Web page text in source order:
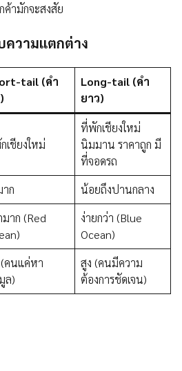
ามักจะสงสัย
ความแตกต่าง
tail (คำ
Long-tail (คำ
ยาว)
เชียงใหม่
ที่พักเชียงใหม่
นิมมาน ราคาถูก มี
ที่จอดรถ
ก
น้อยถึงปานกลาง
มาก (Red
ง่ายกว่า (Blue
Ocean)
คนแค่หา
ล)
สูง (คนมีความ
ต้องการชัดเจน)